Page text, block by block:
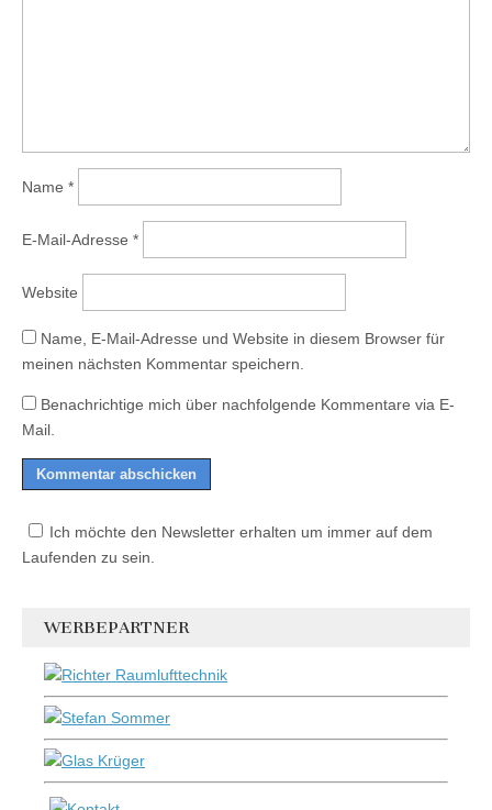
Name *
E-Mail-Adresse *
Website
Name, E-Mail-Adresse und Website in diesem Browser für
meinen nächsten Kommentar speichern.
Benachrichtige mich über nachfolgende Kommentare via E-
Mail.
Ich möchte den Newsletter erhalten um immer auf dem
Laufenden zu sein.
WERBEPARTNER